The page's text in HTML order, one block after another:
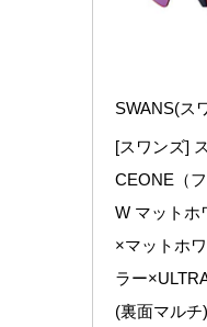
SWANS(ス
[スワンズ]
CEONE（
W マットホ
×マットホ
ラー
(裏面マルチ